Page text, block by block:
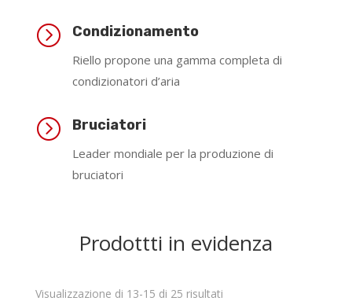
= Condizionamento
Riello propone una gamma completa di
condizionatori d’aria
= Bruciatori
Leader mondiale per la produzione di
bruciatori
Prodottti in evidenza
Visualizzazione di 13-15 di 25 risultati